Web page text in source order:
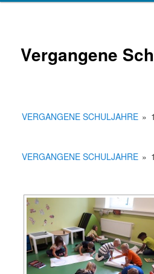
Vergangene
VERGANGENE SCHULJAHRE »
VERGANGENE SCHULJAHRE »